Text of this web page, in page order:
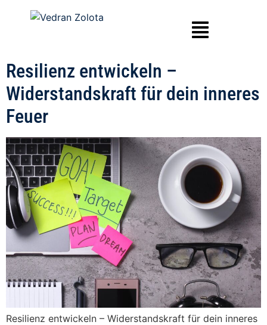
Resilienz entwickeln –
Widerstandskraft für dein inneres
Feuer
Resilienz entwickeln – Widerstandskraft für dein inneres